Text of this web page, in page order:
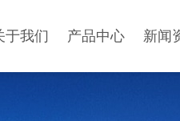
于我们 产品中心 新闻